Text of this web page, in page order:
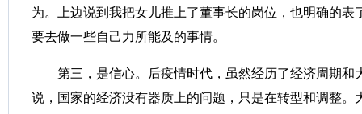
为。上边说到我把女儿推上了董事长的岗位，也明确的表
要去做一些自己力所能及的事情。
第三，是信心。后疫情时代，虽然经历了经济周期和
说，国家的经济没有器质上的问题，只是在转型和调整。